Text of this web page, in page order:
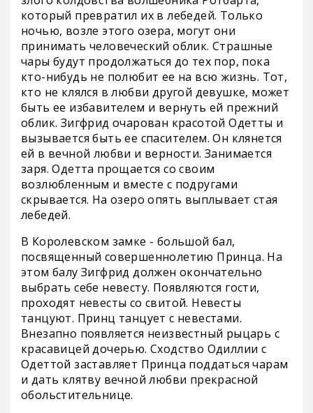
который превратил их в лебедей. Только
ночью, возле этого озера, могут они
принимать человеческий облик. Страшные
чары будут продолжаться до тех пор, пока
кто-нибудь не полюбит ее на всю жизнь. Тот,
кто не клялся в любви другой девушке, может
быть ее избавителем и вернуть ей прежний
облик. Зигфрид очарован красотой Одетты и
вызывается быть ее спасителем. Он клянется
ей в вечной любви и верности. Занимается
заря. Одетта прощается со своим
возлюбленным и вместе с подругами
скрывается. На озеро опять выплывает стая
лебедей.
В Королевском замке - большой бал,
посвященный совершеннолетию Принца. На
этом балу Зигфрид должен окончательно
выбрать себе невесту. Появляются гости,
проходят невесты со свитой. Невесты
танцуют. Принц танцует с невестами.
Внезапно появляется неизвестный рыцарь с
красавицей дочерью. Сходство Одиллии с
Одеттой заставляет Принца поддаться чарам
и дать клятву вечной любви прекрасной
обольстительнице.